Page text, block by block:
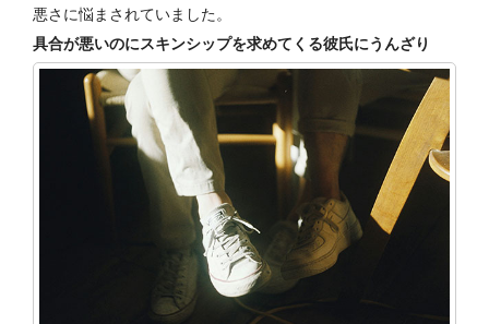
悪さに悩まされていました。
具合が悪いのにスキンシップを求めてくる彼氏にうんざり